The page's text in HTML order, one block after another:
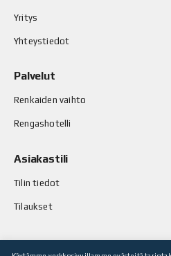
Yritys
Yhteystiedot
Palvelut
Renkaiden vaihto
Rengashotelli
Asiakastili
Tilin tiedot
Tilaukset